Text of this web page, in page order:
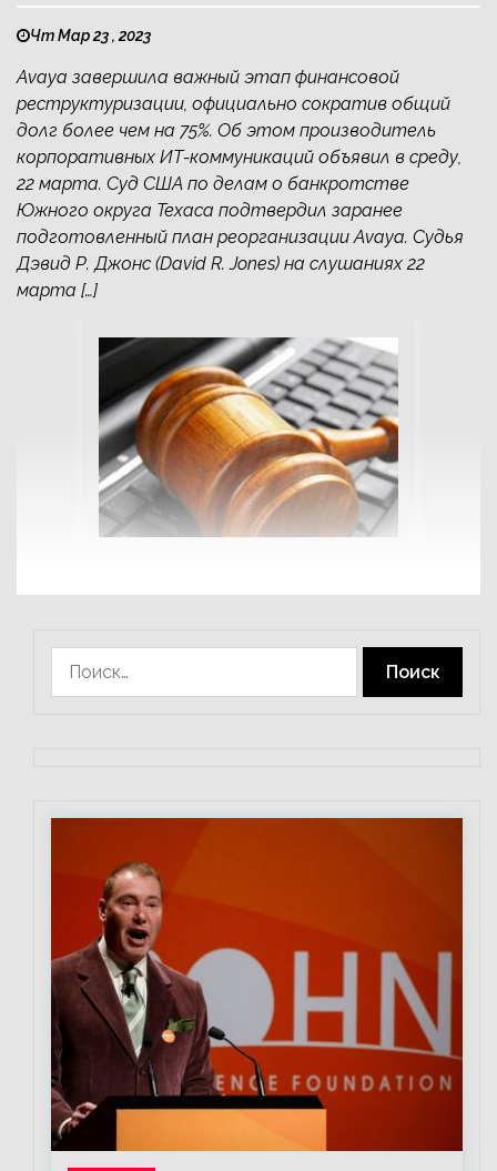
Чт Мар 23 , 2023
Avaya завершила важный этап финансовой
реструктуризации, официально сократив общий
долг более чем на 75%. Об этом производитель
корпоративных ИТ-коммуникаций объявил в среду,
22 марта. Суд США по делам о банкротстве
Южного округа Техаса подтвердил заранее
подготовленный план реорганизации Avaya. Судья
Дэвид Р. Джонс (David R. Jones) на слушаниях 22
марта […]